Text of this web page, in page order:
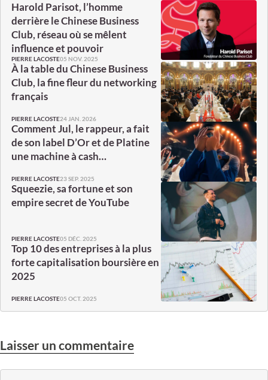
Harold Parisot, l’homme
derrière le Chinese Business
Club, réseau où se mêlent
influence et pouvoir
PIERRE LACOSTE05 NOV. 2025
À la table du Chinese Business
Club, la fine fleur du networking
français
PIERRE LACOSTE24 JAN. 2026
Comment Jul, le rappeur, a fait
de son label D’Or et de Platine
une machine à cash…
PIERRE LACOSTE23 SEP. 2025
Squeezie, sa fortune et son
empire secret de YouTube
PIERRE LACOSTE05 DÉC. 2025
Top 10 des entreprises à la plus
forte capitalisation boursière en
2025
PIERRE LACOSTE05 OCT. 2025
Laisser un commentaire